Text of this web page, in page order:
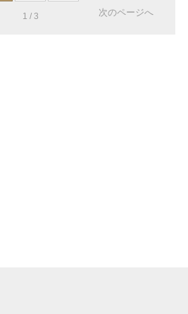
1 / 3 次のページへ